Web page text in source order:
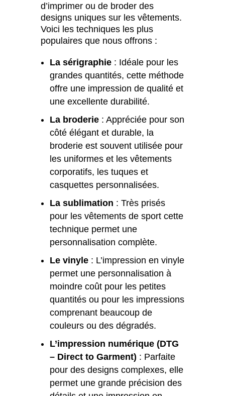
d’imprimer ou de broder des
designs uniques sur les vêtements.
Voici les techniques les plus
populaires que nous offrons :
La sérigraphie: Idéale pour les
grandes quantités, cette méthode
offre une impression de qualité et
une excellente durabilité.
La broderie: Appréciée pour son
côté élégant et durable, la
broderie est souvent utilisée pour
les uniformes et les vêtements
corporatifs, les tuques et
casquettes personnalisées.
La sublimation : Très prisés
pour les vêtements de sport cette
technique permet une
personnalisation complète.
Le vinyle: L’impression en vinyle
permet une personnalisation à
moindre coût pour les petites
quantités ou pour les impressions
comprenant beaucoup de
couleurs ou des dégradés.
L’impression numérique (DTG
– Direct to Garment) : Parfaite
pour des designs complexes, elle
permet une grande précision des